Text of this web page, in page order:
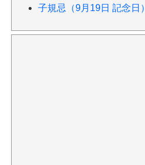
子規忌（9月19日 記念日）